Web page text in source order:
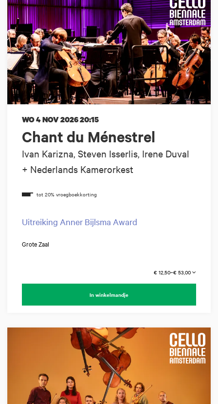
Chant du Ménestrel
Ivan Karizna, Steven Isserlis, Irene Duval
+ Nederlands Kamerorkest
WO 4 NOV 202620:15
Uitreiking Anner Bijlsma Award
Grote Zaal
€ 12,50–€ 53,00
In winkelmandje